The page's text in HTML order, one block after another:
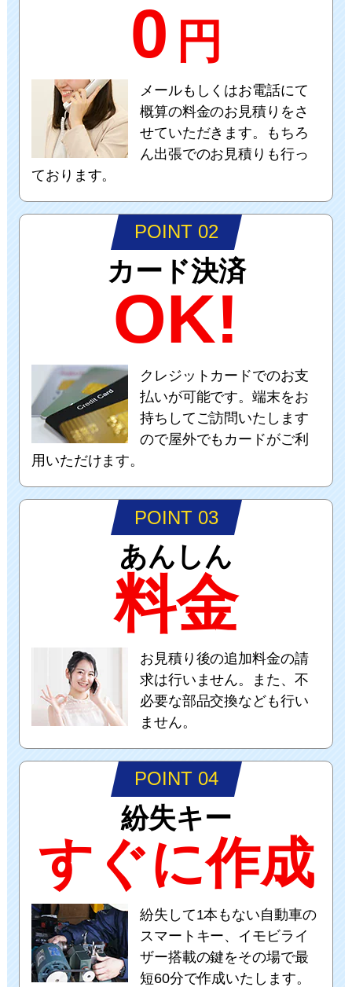
0 円
メールもしくはお電話にて
概算の料金のお見積りをさ
せていただきます。もちろ
ん出張でのお見積りも行っ
ております。
POINT 02
カード決済
OK!
クレジットカードでのお支
払いが可能です。端末をお
持ちしてご訪問いたします
ので屋外でもカードがご利
用いただけます。
POINT 03
あんしん
料金
お見積り後の追加料金の請
求は行いません。また、不
必要な部品交換なども行い
ません。
POINT 04
紛失キー
すぐに作成
紛失して1本もない自動車の
スマートキー、イモビライ
ザー搭載の鍵をその場で最
短60分で作成いたします。